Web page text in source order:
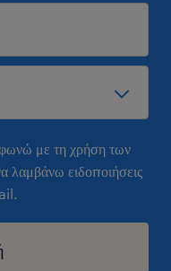
με τη χρήση των
ειδοποιήσεις